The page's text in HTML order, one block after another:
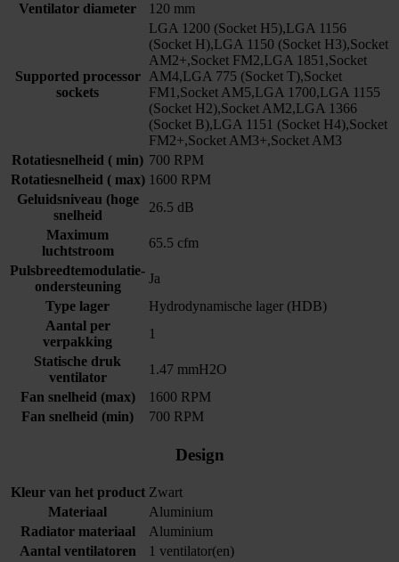
Ventilator diameter
120 mm
Supported processor
sockets
LGA 1200 (Socket H5),LGA 1156
(Socket H),LGA 1150 (Socket H3),Socket
AM2+,Socket FM2,LGA 1851,Socket
AM4,LGA 775 (Socket T),Socket
FM1,Socket AM5,LGA 1700,LGA 1155
(Socket H2),Socket AM2,LGA 1366
(Socket B),LGA 1151 (Socket H4),Socket
FM2+,Socket AM3+,Socket AM3
Rotatiesnelheid ( min) 700 RPM
Rotatiesnelheid ( max) 1600 RPM
Geluidsniveau (hoge
snelheid
26.5 dB
Maximum
luchtstroom
65.5 cfm
Pulsbreedtemodulatie-
ondersteuning
Ja
Type lager
Hydrodynamische lager (HDB)
Aantal per
verpakking
1
Statische druk
ventilator
1.47 mmH2O
Fan snelheid (max)
1600 RPM
Fan snelheid (min)
700 RPM
Design
Kleur van het product Zwart
Materiaal
Aluminium
Radiator materiaal
Aluminium
Aantal ventilatoren
1 ventilator(en)